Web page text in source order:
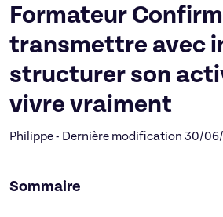
Formateur
transmettre avec
structurer son
vivre vraiment
Philippe - Dernière modification 30/
Sommaire